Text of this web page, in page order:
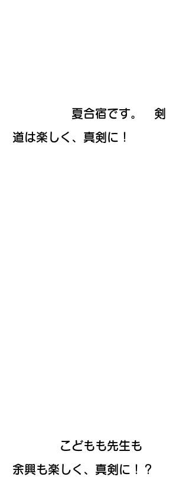
夏合宿です。 剣
道は楽しく、真剣に！
こどもも先生も
余興も楽しく、真剣に！？